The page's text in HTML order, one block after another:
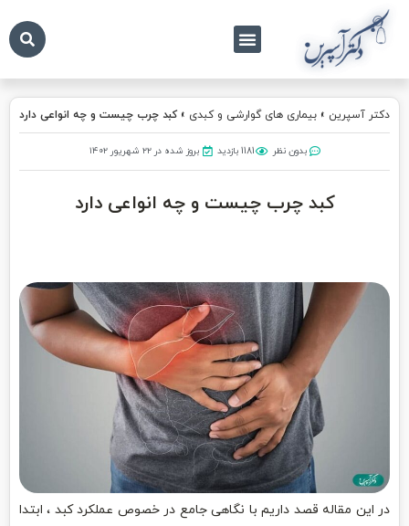
دکتر آسپرین » بیماری های گوارشی و کبدی »کبد چرب چیست و چه انواعی دارد
بدون نظر 1181 بازدید بروز شده در ۲۲ شهریور ۱۴۰۲
کبد چرب چیست و چه انواعی دارد
در این مقاله قصد داریم با نگاهی جامع در خصوص عملکرد کبد ، ابتدا